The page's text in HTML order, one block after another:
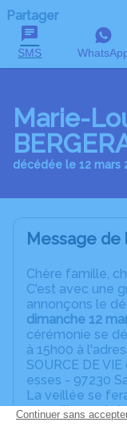
Partager
SMS
Marie-
décédée le 12 mars
Message de
Chère famille,
C'est avec une
annonçons le
dimanche 12
cérémonie se
à 15h00 à
SOURCE DE
esses - 97230
La veillée se
recueillement